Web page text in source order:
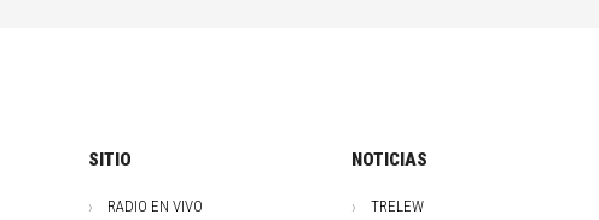
SITIO
RADIO EN VIVO
NOTICIAS
TRELEW